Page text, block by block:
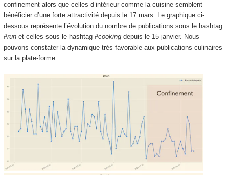
confinement alors que celles d’intérieur comme la cuisine semblent
bénéficier d’une forte attractivité depuis le 17 mars. Le graphique ci-
dessous représente l’évolution du nombre de publications sous le hashtag
#runet celles sous le hashtag #cookingdepuis le 15 janvier. Nous
pouvons constater la dynamique très favorable aux publications culinaires
sur la plate-forme.